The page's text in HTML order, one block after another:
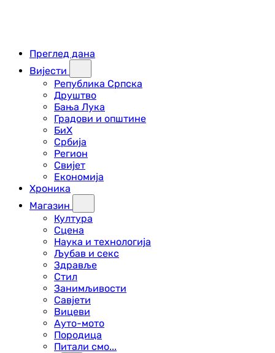
Преглед дана
Вијести
Република Српска
Друштво
Бања Лука
Градови и општине
БиХ
Србија
Регион
Свијет
Економија
Хроника
Магазин
Култура
Сцена
Наука и технологија
Љубав и секс
Здравље
Стил
Занимљивости
Савјети
Вицеви
Ауто-мото
Породица
Питали смо...